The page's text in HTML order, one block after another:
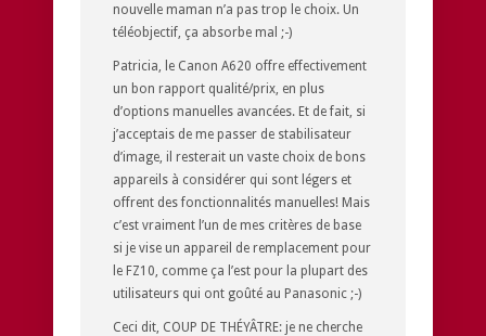
nouvelle maman n’a pas trop le choix. Un
téléobjectif, ça absorbe mal ;-)
Patricia, le Canon A620 offre effectivement
un bon rapport qualité/prix, en plus
d’options manuelles avancées. Et de fait, si
j’acceptais de me passer de stabilisateur
d’image, il resterait un vaste choix de bons
appareils à considérer qui sont légers et
offrent des fonctionnalités manuelles! Mais
c’est vraiment l’un de mes critères de base
si je vise un appareil de remplacement pour
le FZ10, comme ça l’est pour la plupart des
utilisateurs qui ont goûté au Panasonic ;-)
Ceci dit, COUP DE THÉYÂTRE: je ne cherche